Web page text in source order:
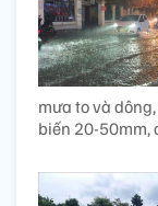
mưa to và
biến 20-50mm,